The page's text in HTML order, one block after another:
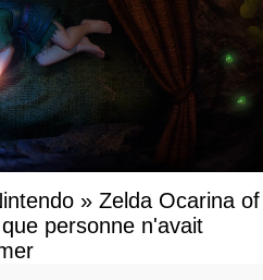
» Zelda Ocarina of
personne n'avait